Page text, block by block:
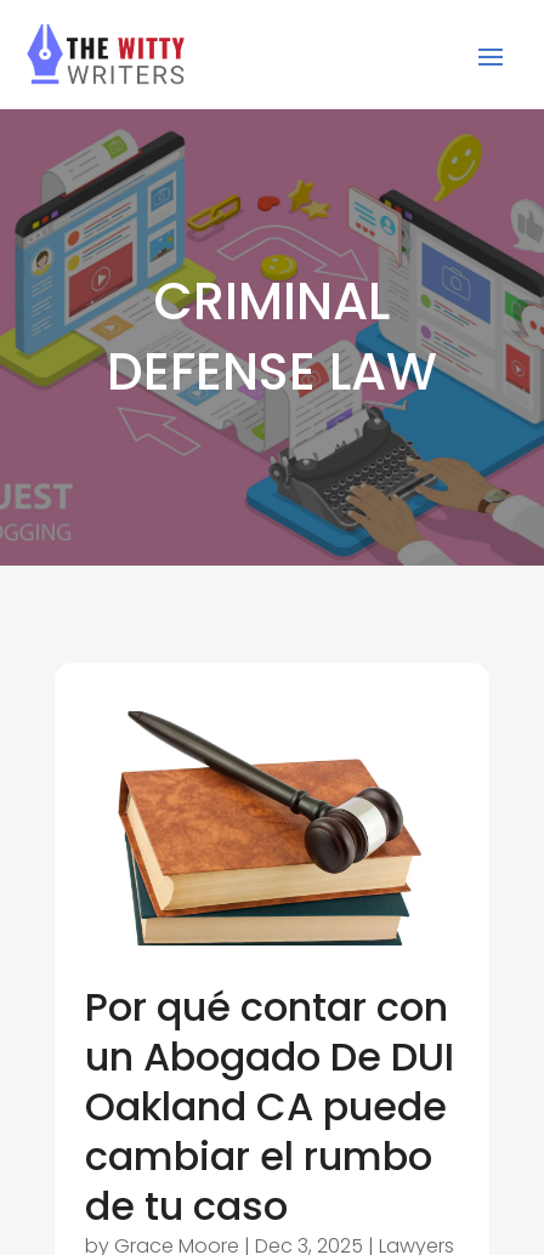
CRIMINAL
DEFENSE LAW
Por qué contar con
un Abogado De DUI
Oakland CA puede
cambiar el rumbo
de tu caso
by Grace Moore | Dec 3, 2025 | Lawyers